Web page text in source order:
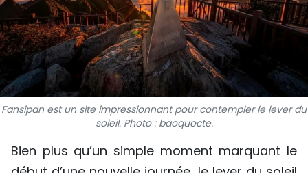
MÉGASTORIE
INFOGRAPHIE
PHOTO
VIDÉO
À PROPOS DU "PEUPLE"
Fansipan est un site impressionnant pour contempler le lever du
soleil. Photo : baoquocte.
Bien plus qu’un simple moment marquant le